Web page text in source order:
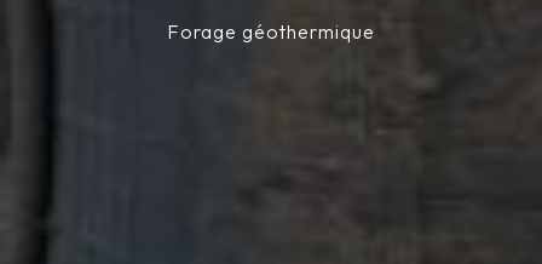
Forage géothermique